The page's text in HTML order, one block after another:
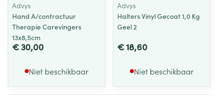
Advys
Hand A/contractuur
Therapie Carevingers
13x8,5cm
€ 30,00
Niet beschikbaar
Advys
Halters Vinyl Gecoat 1,0 Kg
Geel 2
€ 18,60
Niet beschikbaar